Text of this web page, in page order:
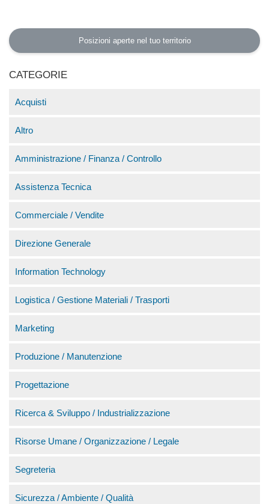
Posizioni aperte nel tuo territorio
CATEGORIE
Acquisti
Altro
Amministrazione / Finanza / Controllo
Assistenza Tecnica
Commerciale / Vendite
Direzione Generale
Information Technology
Logistica / Gestione Materiali / Trasporti
Marketing
Produzione / Manutenzione
Progettazione
Ricerca & Sviluppo / Industrializzazione
Risorse Umane / Organizzazione / Legale
Segreteria
Sicurezza / Ambiente / Qualità